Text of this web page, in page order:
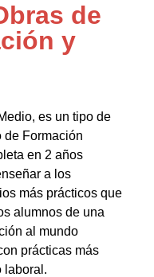
de
y
es un tipo de
de Formación
en 2 años
a los
más prácticos que
alumnos de una
al mundo
prácticas más
laboral.